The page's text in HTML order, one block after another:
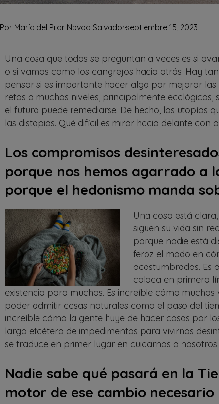
Por María del Pilar Novoa Salvadorseptiembre 15, 2023
Una cosa que todos se preguntan a veces es si
o si vamos como los cangrejos hacia atrás. Hay
pensar si es importante hacer algo por mejorar
retos a muchos niveles, principalmente
el futuro puede remediarse. De hecho, las utopías
las distopias. Qué difícil es mirar hacia delante con
Los compromisos
porque nos hemos agarrado a
porque el hedonismo manda
Una cosa está
siguen su vida sin
porque nadie está
feroz el modo en
acostumbrados. Es
coloca en primera
existencia para muchos. Es increíble cómo
poder admitir cosas naturales como el paso del
increíble cómo la gente huye de hacer cosas por
largo etcétera de impedimentos para vivirnos
se traduce en primer lugar en cuidarnos a
Nadie sabe qué pasará en la
motor de ese cambio